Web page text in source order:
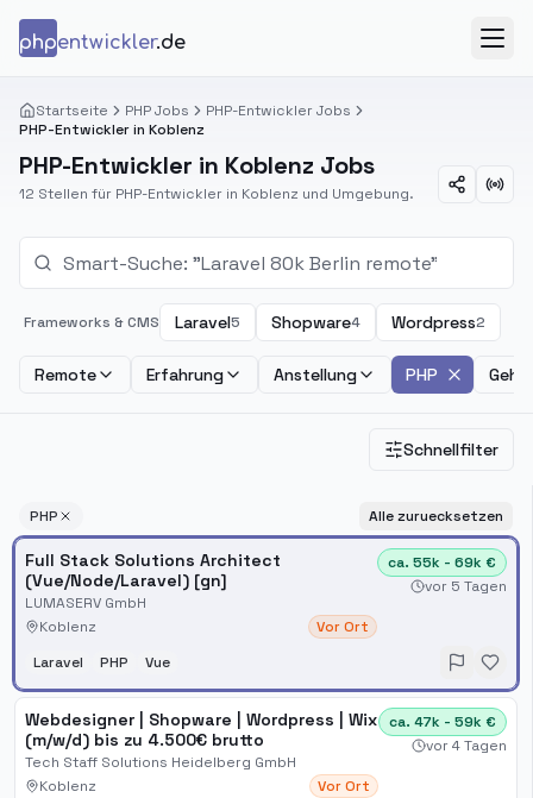
phpentwickler.de
Startseite PHP Jobs
PHP-Entwickler Jobs
PHP-Entwickler in Koblenz
PHP-Entwickler in Koblenz Jobs
12 Stellen für PHP-Entwickler in Koblenz und Umgebung.
Frameworks & CMS Laravel5 Shopware4 Wordpress2
Remote Erfahrung Anstellung PHP
Schnellfilter
PHP Alle zuruecksetzen
Full Stack Solutions Architect
(Vue/Node/Laravel) [gn]
LUMASERV GmbH
Koblenz
Vor Ort
ca. 55k - 69k €
vor 5 Tagen
Laravel PHP Vue
Webdesigner | Shopware | Wordpress | Wix
(m/w/d) bis zu 4.500€ brutto
Tech Staff Solutions Heidelberg GmbH
Koblenz
Vor Ort
ca. 47k - 59k €
vor 4 Tagen